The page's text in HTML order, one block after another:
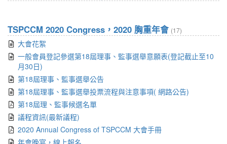
TSPCCM 2020 Congress，2020 胸重年會 (17)
大會花絮
一般會員登記參選第18屆理事、監事選舉意願表(登記截止至10
月30日)
第18屆理事、監事選舉公告
第18屆理事、監事選舉投票流程與注意事項( 網路公告)
第18屆理、監事候選名單
議程資訊(最新議程)
2020 Annual Congress of TSPCCM 大會手冊
年會晚宴，線上報名